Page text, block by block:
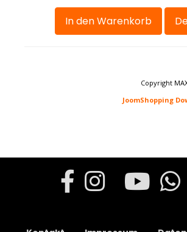
In den Warenkorb
Copyright
JoomShopping